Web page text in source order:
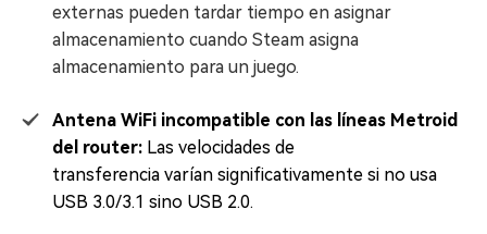
externas pueden tardar tiempo en asignar
almacenamiento cuando Steam asigna
almacenamiento para un juego.
Antena WiFi incompatible con las líneas Metroid
del router: Las velocidades de
transferencia varían significativamente si no usa
USB 3.0/3.1 sino USB 2.0.